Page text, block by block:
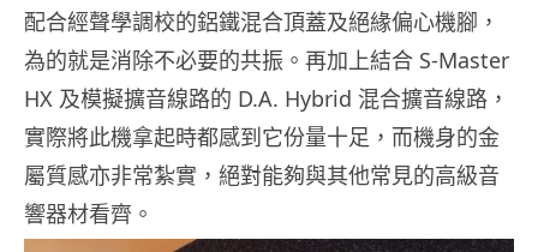
配合經聲學調校的鋁鐵混合頂蓋及絕緣偏心機腳，
為的就是消除不必要的共振。再加上結合 S-Master
HX 及模擬擴音線路的 D.A. Hybrid 混合擴音線路，
實際將此機拿起時都感到它份量十足，而機身的金
屬質感亦非常紮實，絕對能夠與其他常見的高級音
響器材看齊。